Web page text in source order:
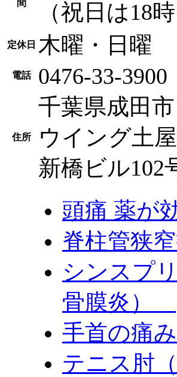
間 （祝日は18
定休日 木曜・日曜
電話 0476-33-3900
住所
千葉県成田市
ウイング土
新橋ビル102
頭痛 薬が
脊柱管狭
シンスプ
骨膜炎）
手首の痛
テニス肘